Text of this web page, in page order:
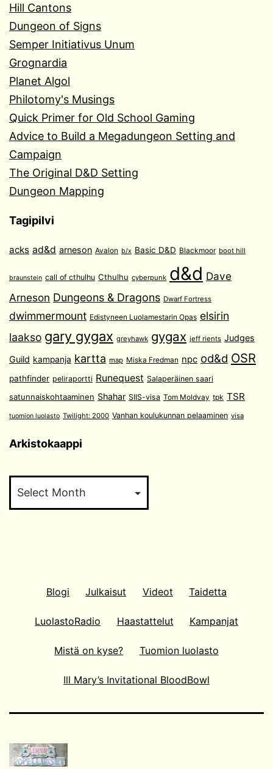
Hill Cantons
Dungeon of Signs
Semper Initiativus Unum
Grognardia
Planet Algol
Philotomy's Musings
Quick Primer for Old School Gaming
Advice to Build a Megadungeon Setting and
Campaign
The Original D&D Setting
Dungeon Mapping
Tagipilvi
acks ad&d arneson Avalon b/x Basic D&D Blackmoor boot hill
braunstein call of cthulhu Cthulhu cyberpunk d&d Dave
Arneson Dungeons & Dragons Dwarf Fortress
dwimmermount Edistyneen Luolamestarin Opas elsirin
laakso gary gygax greyhawk gygax jeff rients Judges
Guild kampanja kartta map Miska Fredman npc od&d OSR
pathfinder peliraportti Runequest Salaperäinen saari
satunnaiskohtaaminen Shahar SIIS-visa Tom Moldvay tpk TSR
tuomion luolasto Twilight: 2000 Vanhan koulukunnan pelaaminen visa
Arkistokaappi
Blogi Julkaisut Videot Taidetta
LuolastoRadio Haastattelut Kampanjat
Mistä on kyse? Tuomion luolasto
Ill Mary’s Invitational BloodBowl